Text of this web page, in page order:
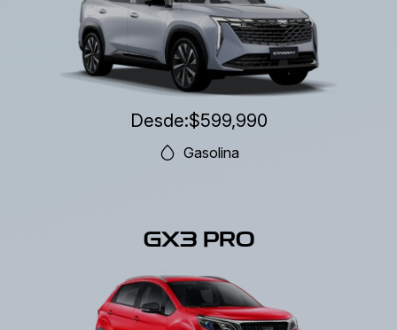
Desde:$599,990
Gasolina
GX3 PRO